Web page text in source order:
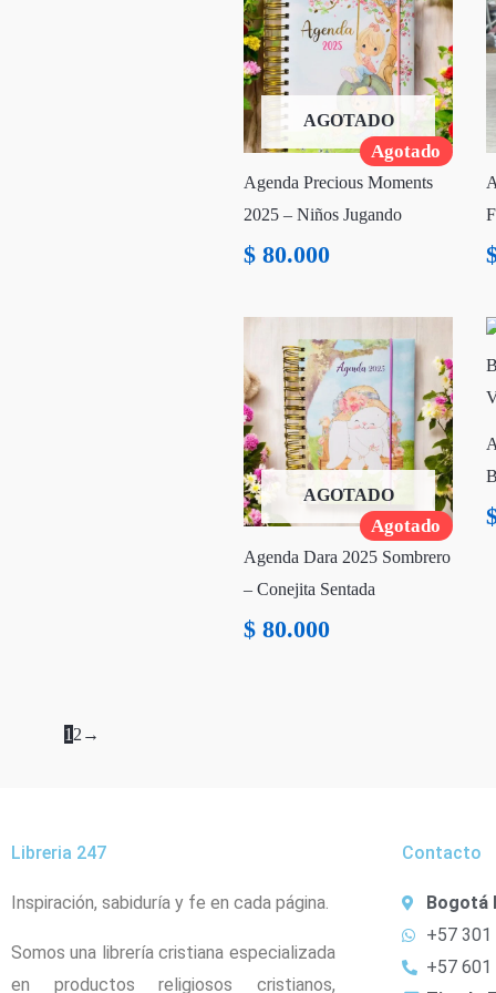
Agotado
AGOTADO
Agenda Precious Moments
2025 – Niños Jugando
$ 80.000
Agotado
AGOTADO
Agenda Dara 2025 Sombrero
– Conejita Sentada
$ 80.000
1 2 →
Libreria 247
Inspiración, sabiduría y fe en cada página.
Somos una librería cristiana especializada
en productos religiosos cristianos,
Contacto
Bogotá
+57
+57